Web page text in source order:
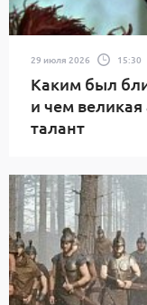
29 июля 2026 15:30
Каким был
и чем великая
талант